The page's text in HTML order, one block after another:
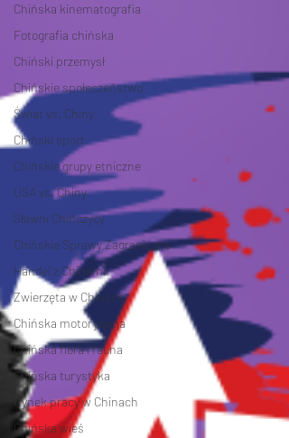
Chińska kinematografia
Fotografia chińska
Chiński przemysł
Chińskie społeczeństwo
Świat vs. Chiny
Chiński sport
Chińskie grupy etniczne
USA vs. Chiny
Sławni Chińczycy
Chińskie Sprawy Zagraniczne
Handel z Chinami
Zwierzęta w Chinach
Chińska motoryzacja
Chińska flora i fauna
Chińska turystyka
Rynek pracy w Chinach
Chińska wieś